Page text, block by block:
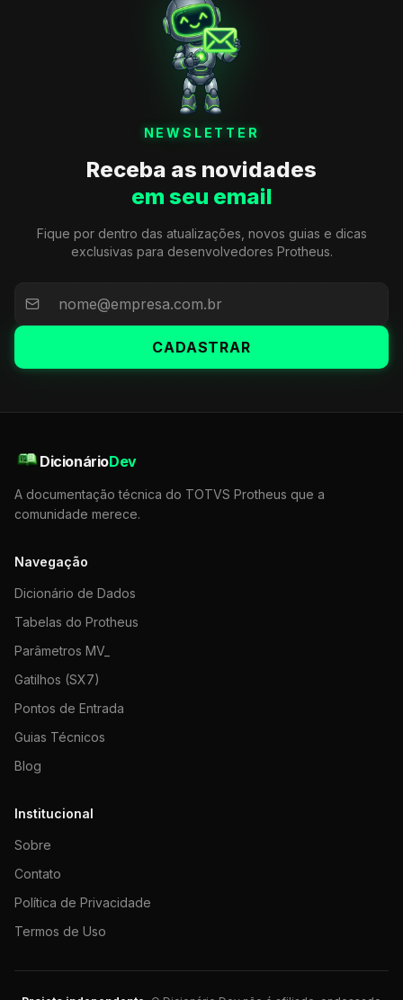
NEWSLETTER
Receba as novidades
em seu email
Fique por dentro das atualizações, novos guias e dicas
exclusivas para desenvolvedores Protheus.
CADASTRAR
DicionárioDev
A documentação técnica do TOTVS Protheus que a
comunidade merece.
Navegação
Dicionário de Dados
Tabelas do Protheus
Parâmetros MV_
Gatilhos (SX7)
Pontos de Entrada
Guias Técnicos
Blog
Institucional
Sobre
Contato
Política de Privacidade
Termos de Uso